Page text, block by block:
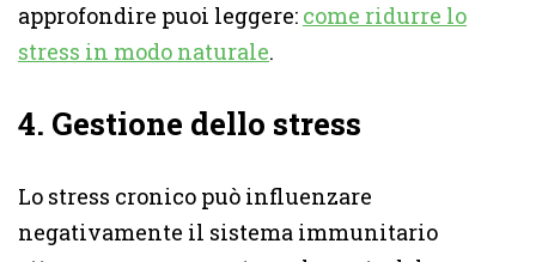
approfondire puoi leggere: come ridurre lo
stress in modo naturale.
4. Gestione dello stress
Lo stress cronico può influenzare
negativamente il sistema immunitario